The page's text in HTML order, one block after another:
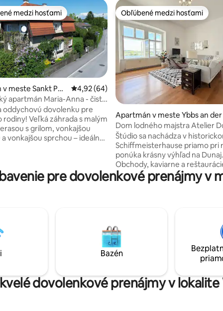
4,93 z 5, počet hodnotení: 71
medzi hosťami
medzi hosťami
meste Sankt Pet
Markt
Priemerné ohodnotenie 4,92 z 5, počet
4,92 (64)
apartmán Maria-Anna - čistý
oddychovú dovolenku pre
rodiny! Veľká záhrada s malým
s grilom, vonkajšou
vonkajšou sprchou – ideálna
zrekonštruovaný v
ponúka 72 m² pohodlia pre 2
Obľúbené medzi hosťami
Obľúbené medzi hosťami
Apartmán v meste Ybbs an der
onau
Dom lodného majstra Atelier
Štúdio sa nachádza v
Schiffmeisterhause priamo pri
ponúka krásny výhľad na Dunaj.
Obchody, kaviarne a
historickom centre mesta sú
len pár minút chôdze. Štúdio sa
priamo popri budove a
na kúpanie pozdĺž Dunaja vás v
na oddych a ochladenie. K
úschovňa bicyklov a nabíjacie
pre elektrobicykle.
pre dovolenkové prenájmy v
Bazén
dovolenkové prenájmy v lokalite